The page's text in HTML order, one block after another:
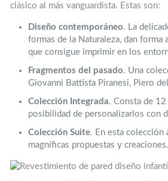
clásico al más vanguardista. Estas son:
Diseño contemporáneo. La
formas de la Naturaleza, dan
que consigue imprimir en los
Fragmentos del pasado. Una
Giovanni Battista Piranesi, Piero
Colección Integrada. Consta de
posibilidad de personalizarlos con
Colección Suite. En esta colección
magníficas propuestas y creaciones.